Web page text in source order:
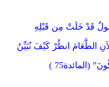
قَدْ خَلَتْ مِن قَبْلِهِ
الطَّعَامَ انظُرْ كَيْفَ نُبَيِّنُ
(المائدة75 )